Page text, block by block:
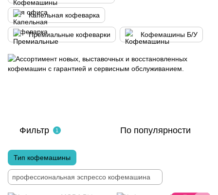
Капельная кофеварка
Премиальные кофеварки Кофемашины Б/У
Фильтр 1 По популярности
Тип кофемашины
профессиональная эспрессо кофемашина